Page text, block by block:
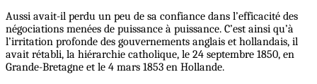
Aussi avait-il perdu un peu de sa confiance dans l’efficacité des
négociations menées de puissance à puissance. C’est ainsi qu’à
l’irritation profonde des gouvernements anglais et hollandais, il
avait rétabli, la hiérarchie catholique, le 24 septembre 1850, en
Grande-Bretagne et le 4 mars 1853 en Hollande.